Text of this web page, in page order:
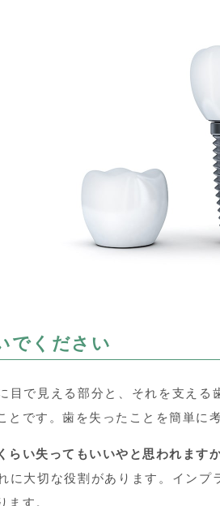
でください
目で見える部分と、それを支え
とです。歯を失ったことを簡単に
らい失ってもいいやと思われます
に大切な役割があります。イン
ます。